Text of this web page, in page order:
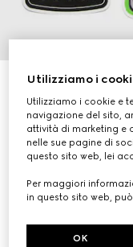
Adesivi per bagagli
€ 50
Utilizziamo i
Utilizziamo i cookie e
navigazione del sito,
attività di marketing e
nelle sue pagine di
questo sito web, lei
Per maggiori
in questo sito web,
OK